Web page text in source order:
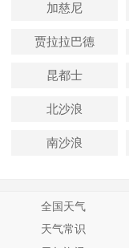
加慈尼
贾拉拉巴德
昆都士
北沙浪
南沙浪
全国天气
天气常识